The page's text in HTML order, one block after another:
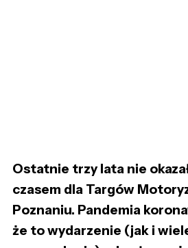
Ostatnie trzy lata nie
czasem dla Targów
Poznaniu. Pandemia
że to wydarzenie (jak i